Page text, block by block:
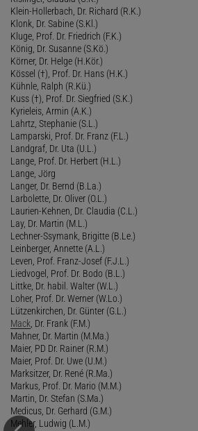
Klein-Hollerbach, Dr. Richard (R.K.)
Klonk, Dr. Sabine (S.Kl.)
Kluge, Prof. Dr. Friedrich (F.K.)
König, Dr. Susanne (S.Kö.)
Körner, Dr. Helge (H.Kör.)
Kössel (†), Prof. Dr. Hans (H.K.)
Kühnle, Ralph (R.Kü.)
Kuss (†), Prof. Dr. Siegfried (S.K.)
Kyrieleis, Armin (A.K.)
Lahrtz, Stephanie (S.L.)
Lamparski, Prof. Dr. Franz (F.L.)
Landgraf, Dr. Uta (U.L.)
Lange, Prof. Dr. Herbert (H.L.)
Lange, Jörg
Langer, Dr. Bernd (B.La.)
Larbolette, Dr. Oliver (O.L.)
Laurien-Kehnen, Dr. Claudia (C.L.)
Lay, Dr. Martin (M.L.)
Lechner-Ssymank, Brigitte (B.Le.)
Leinberger, Annette (A.L.)
Leven, Prof. Franz-Josef (F.J.L.)
Liedvogel, Prof. Dr. Bodo (B.L.)
Littke, Dr. habil. Walter (W.L.)
Loher, Prof. Dr. Werner (W.Lo.)
Lützenkirchen, Dr. Günter (G.L.)
Mack , Dr. Frank (F.M.)
Mahner, Dr. Martin (M.Ma.)
Maier, PD Dr. Rainer (R.M.)
Maier, Prof. Dr. Uwe (U.M.)
Marksitzer, Dr. René (R.Ma.)
Markus, Prof. Dr. Mario (M.M.)
Martin, Dr. Stefan (S.Ma.)
Medicus, Dr. Gerhard (G.M.)
Mehler, Ludwig (L.M.)